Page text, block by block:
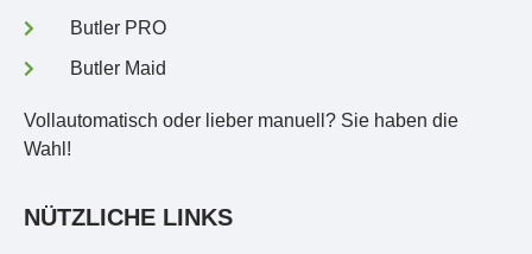
Butler PRO
Butler Maid
Vollautomatisch oder lieber manuell? Sie haben die
Wahl!
NÜTZLICHE LINKS